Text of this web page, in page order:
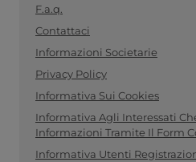
F.a.q.
Contattaci
Informazioni Societarie
Privacy Policy
Informativa Sui Cookies
Informativa Agli Interessati
Informazioni Tramite Il Form
Informativa Utenti